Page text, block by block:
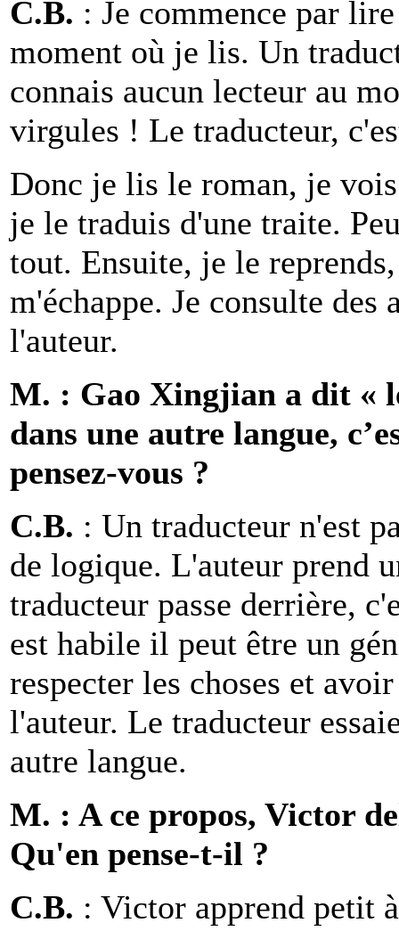
C.B. : Je commence par
moment où je lis. Un
connais aucun lecteur au
virgules ! Le traducteur,
Donc je lis le roman, je
je le traduis d'une traite.
tout. Ensuite, je le
m'échappe. Je consulte
l'auteur.
M. : Gao Xingjian a dit «
dans une autre langue,
pensez-vous ?
C.B. : Un traducteur n'est
de logique. L'auteur prend
traducteur passe derrière,
est habile il peut être un
respecter les choses et
l'auteur. Le traducteur
autre langue.
M. : A ce propos, Victor
Qu'en pense-t-il ?
C.B. : Victor apprend petit